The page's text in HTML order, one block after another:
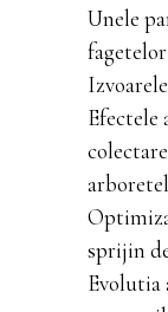
Unele
Efectele
sprijin
Evolutia